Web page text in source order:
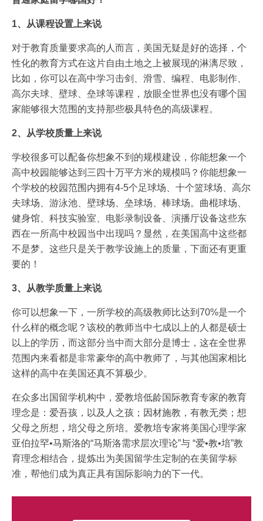
1、从课程设置上来说
对于教育质量要求高的人而言，美国无疑是好的选择，个
性化的教育方式在这片自由土地之上被展现的淋漓尽致，
比如，你可以在高中学习击剑、滑雪、编程、电影制作、
高尔夫球、壁球、垒球等课程，放眼全世界也没有哪个国
家能够很大范围的支持那些极具特色的高级课程。
2、从学校质量上来说
学校很多可以配备你想象不到的规模建设，你能想象一个
高中校园能够达到三四十万平方米的规模吗？你能想象一
个学校的校园范围内拥有4-5个足球场、十个篮球场、高尔
夫球场、游泳池、壁球场、垒球场、棒球场。曲棍球场、
健身馆、科技实验室、电影录制设备、演播厅设备这些东
西在一所高中校园当中出现吗？显然，在美国高中这些都
不是梦。这些只是关于教学设施上的质量，下面还有更重
要的！
3、从教学质量上来说
你可以想象一下，一所学校的高级教师比达到70%是一个
什么样的概念呢？该校的教师当中七成以上的人都是硕士
以上的学历，而这部分当中而大部分是博士，这在全世界
范围内来看都是非常豪华的高中教师了，与其他国家相比
这样的高中在美国还真不算极少。
在众多出国留学机构中，爱教培低龄国际教育专家的教育
理念是：爱吾孩，以及人之孩；因材施教，有教无类；想
父母之所想，培父母之所培。爱教培专家将美国心理学家
亚伯拉罕•马斯洛的“马斯洛需求层次理论”与 “爱•教•培”教
育理念相结合，提炼出为美国留学生定制的在美留学标
准，帮他们成为真正具有国际影响力的下一代。